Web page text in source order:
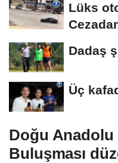
Lüks
Dadaş
Üç
Doğu Anadolu
Buluşması